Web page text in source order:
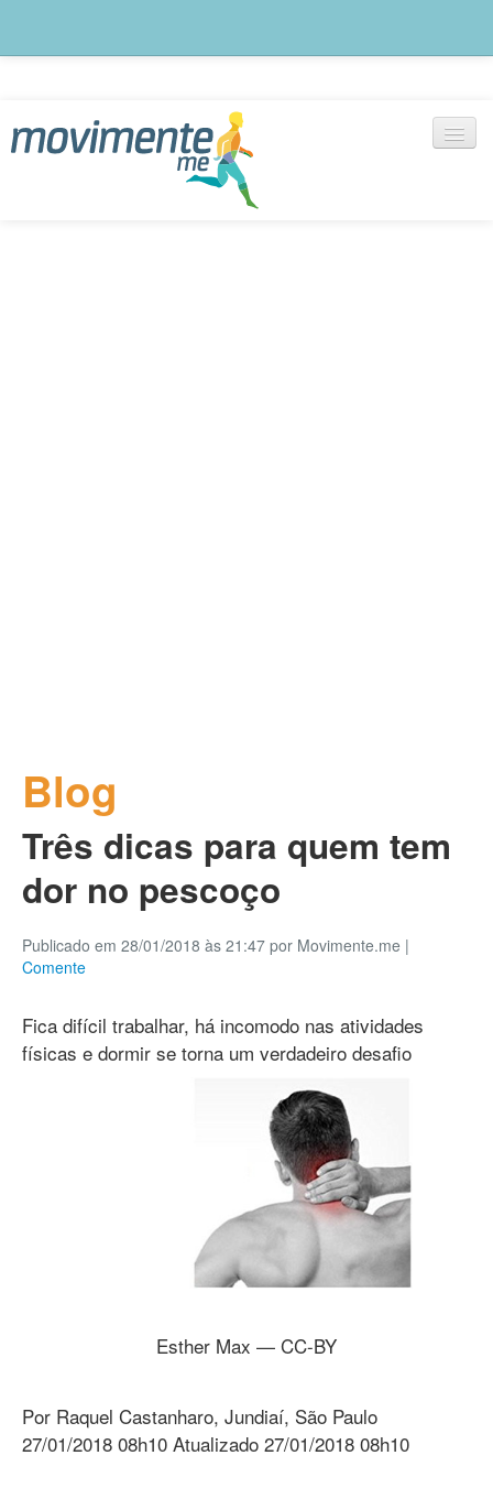
Blog
Três dicas para quem tem
dor no pescoço
Publicado em 28/01/2018 às 21:47 por Movimente.me |
Comente
Fica difícil trabalhar, há incomodo nas atividades
físicas e dormir se torna um verdadeiro desafio
Esther Max — CC-BY
Por Raquel Castanharo, Jundiaí, São Paulo
27/01/2018 08h10 Atualizado 27/01/2018 08h10